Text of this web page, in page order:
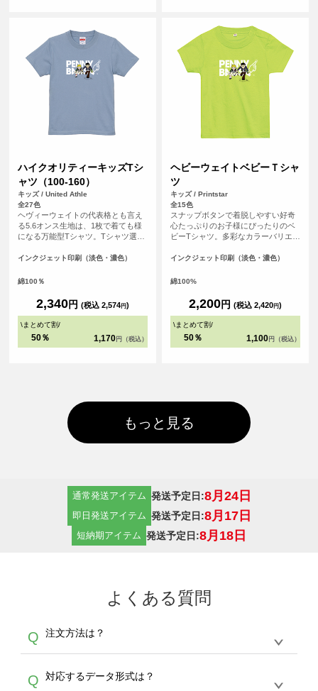
ハイクオリティーキッズTシ
ャツ（100-160）
キッズ / United Athle
全27色
ヘヴィーウェイトの代表格とも言え
る5.6オンス生地は、1枚で着ても様
になる万能型Tシャツ。Tシャツ選び
い」「透けない」「長持ちする」と
インクジェット印刷（淡色・濃色）
綿100％
2,340円 (税込 2,574円)
\まとめて割/
50％ 1,170 円（税込）
ヘビーウェイトベビーＴシャ
ツ
キッズ / Printstar
全15色
スナップボタンで着脱しやすい好奇
心たっぷりのお子様にぴったりのベ
ビーTシャツ。多彩なカラーバリエー
ジナルTシャツが作れます♪
インクジェット印刷（淡色・濃色）
綿100%
2,200円 (税込 2,420円)
\まとめて割/
50％ 1,100 円（税込）
もっと見る
通常発送アイテム 発送予定日:8月24日
即日発送アイテム 発送予定日:8月17日
短納期アイテム 発送予定日:8月18日
よくある質問
Q 注文方法は？
A
生産にて承っております。デザインツールから
Q 対応するデータ形式は？